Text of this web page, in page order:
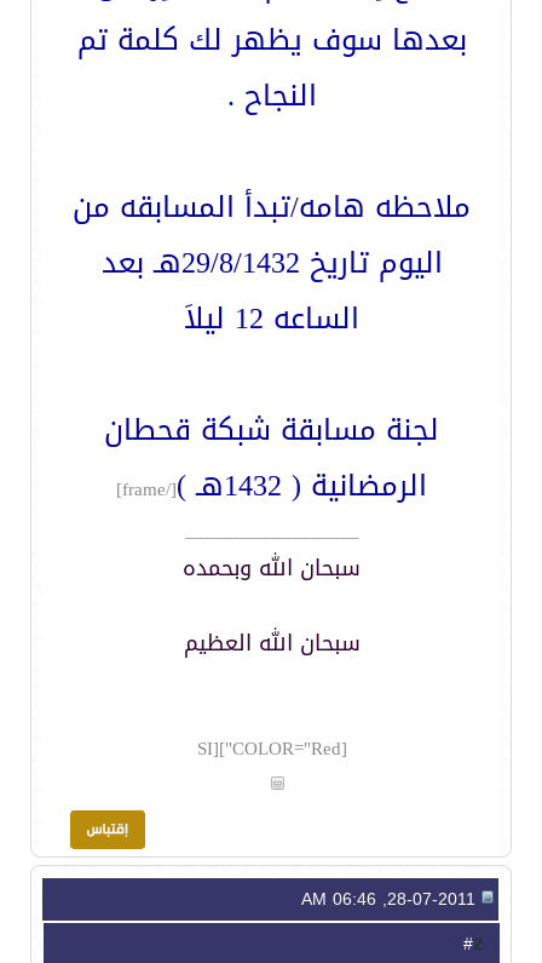
بعدها سوف يظهر لك كلمة تم
النجاح .
ملاحظه هامه/تبدأ المسابقه من
اليوم تاريخ 29/8/1432هـ بعد
الساعه 12 ليلاَ
لجنة مسابقة شبكة قحطان
الرمضانية ( 1432هـ )
[/frame]
__________________
سبحان الله وبحمده
سبحان الله العظيم
[COLOR="Red"][SI
2